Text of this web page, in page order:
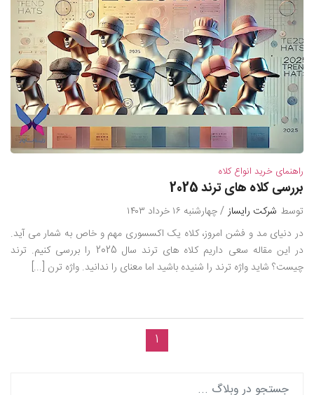
راهنمای خرید انواع کلاه
بررسی کلاه های ترند 2025
توسط شرکت رایساز / چهارشنبه ۱۶ خرداد ۱۴۰۳
در دنیای مد و فشن امروز، کلاه یک اکسسوری مهم و خاص به شمار می آید.
در این مقاله سعی داریم کلاه های ترند سال 2025 را بررسی کنیم. ترند
چیست؟ شاید واژه ترند را شنیده باشید اما معنای را ندانید. واژه ترن [...]
1